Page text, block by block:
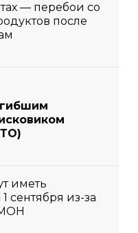
— перебои со
после
иметь
сентября из-за